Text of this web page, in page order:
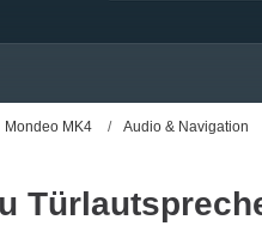
Mondeo MK4 Audio & Navigation